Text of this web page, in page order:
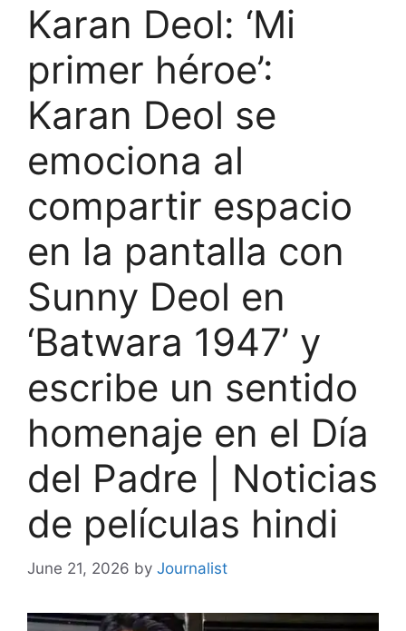
Karan Deol: ‘Mi
primer héroe’:
Karan Deol se
emociona al
compartir espacio
en la pantalla con
Sunny Deol en
‘Batwara 1947’ y
escribe un sentido
homenaje en el Día
del Padre | Noticias
de películas hindi
June 21, 2026 by Journalist